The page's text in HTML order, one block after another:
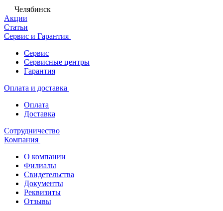
Челябинск
Акции
Статьи
Сервис и Гарантия
Сервис
Сервисные центры
Гарантия
Оплата и доставка
Оплата
Доставка
Сотрудничество
Компания
О компании
Филиалы
Свидетельства
Документы
Реквизиты
Отзывы